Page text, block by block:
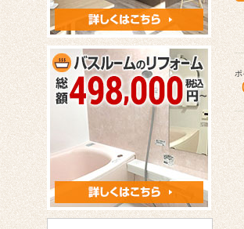
ポ